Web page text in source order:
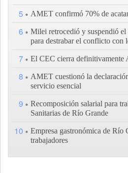
5 AMET confirmó 70% de
6
Milei retrocedió y suspendió el
para destrabar el conflicto con
7 El CEC cierra
8
AMET cuestionó la
servicio esencial
9
Recomposición salarial para
Sanitarias de Río Grande
10
Empresa gastronómica de Río
trabajadores